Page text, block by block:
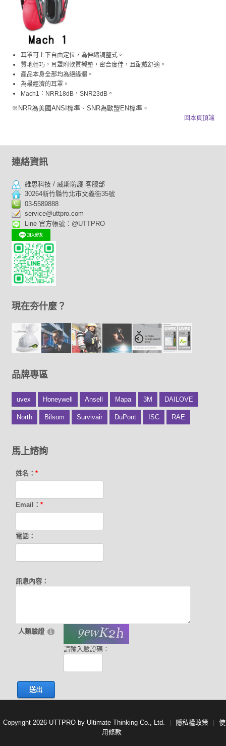
耳罩可上下自由定位，為伸縮調整式。
質地輕巧，耳罩附軟質襯墊，密合度佳，且配戴舒適。
產品本身全部均為絕緣體。
為最經濟的耳罩。
Mach1：NRR18dB，SNR23dB。
※NRR為美國ANSI標準、SNR為歐盟EN標準。
回本頁頂端
連絡資訊
維思科技 / 威斯防護 客服部
30264新竹縣竹北市文義街35號
03-5589888
service@uttpro.com
Line 官方帳號：@UTTPRO
現在夯什麼？
品牌專區
uvex Honeywell Ansell Mapa 3M DAILOVE
North Bilsom Survivair DuPont ISC RAE
馬上諮詢
姓名：*
Email：*
電話：
訊息內容：
人類驗證
請輸入驗證碼：
送出
Copyright 2026 UTTPRO by Ultimate Thinking Co., Ltd. 隱私權政策
使
用條款